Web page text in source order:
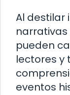
Al destilar
narrativas
pueden
lectores y
eventos